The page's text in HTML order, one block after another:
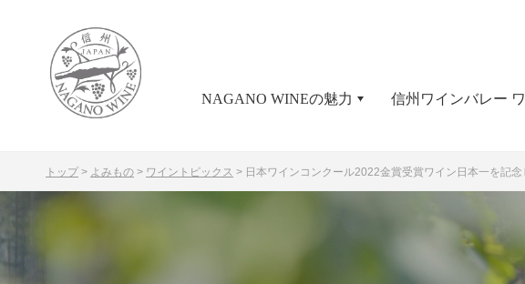
NAGANO WINEの魅力 信州ワインバレー
トップ > よみもの > ワイントピックス > 日本ワインコンクール2022金賞受賞ワイン日本一を記念